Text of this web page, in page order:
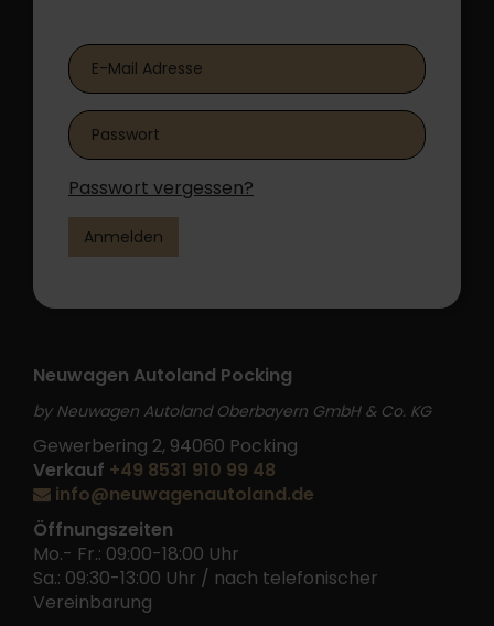
Passwort vergessen?
Anmelden
Neuwagen Autoland Pocking
by Neuwagen Autoland Oberbayern GmbH & Co. KG
Gewerbering 2, 94060 Pocking
Verkauf +49 8531 910 99 48
info@neuwagenautoland.de
Öffnungszeiten
Mo.- Fr.: 09:00-18:00 Uhr
Sa.: 09:30-13:00 Uhr / nach telefonischer
Vereinbarung